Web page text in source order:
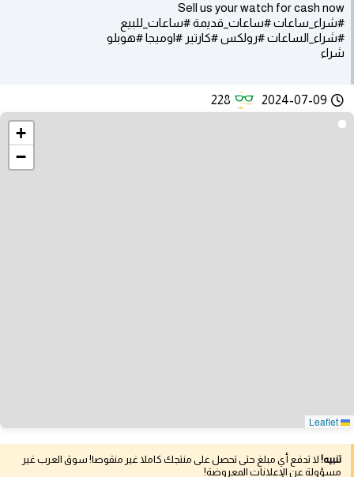
Sell us your watch for cash now
#شراء_ساعات #ساعات_قديمة #ساعات_للبيع
#شراء_الساعات #رولكس #كارتير #اوميجا #هوبلو
شراء
2024-07-09
228
+
−
تنبيه! لا تدفع أي مبلغ حتى تحصل على منتجك كاملا غير منقوصا! سوق العرب غير
مسؤولة عن الإعلانات المعروضة!